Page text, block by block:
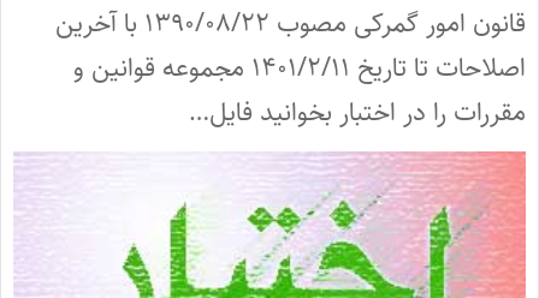
قانون امور گمرکی مصوب ۱۳۹۰/۰۸/۲۲ با آخرین
اصلاحات تا تاریخ ۱۴۰۱/۲/۱۱ مجموعه قوانین و
مقررات را در اختبار بخوانید فایل…